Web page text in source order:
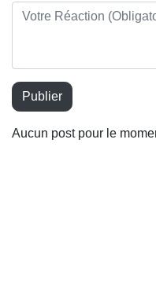
Publier
Aucun post pour le